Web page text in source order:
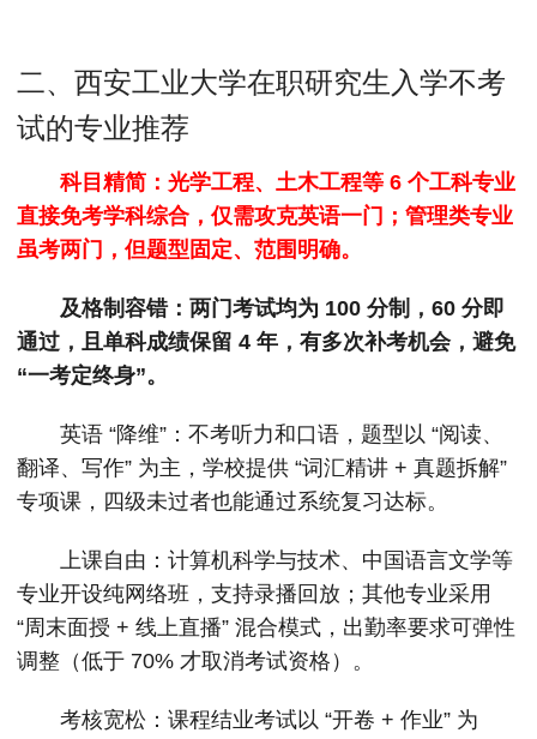
二、西安工业大学在职研究生入学不考
试的专业推荐
科目精简：光学工程、土木工程等 6 个工科专业
直接免考学科综合，仅需攻克英语一门；管理类专业
虽考两门，但题型固定、范围明确。
及格制容错：两门考试均为 100 分制，60 分即
通过，且单科成绩保留 4 年，有多次补考机会，避免
“一考定终身”。
英语 “降维”：不考听力和口语，题型以 “阅读、
翻译、写作” 为主，学校提供 “词汇精讲 + 真题拆解”
专项课，四级未过者也能通过系统复习达标。
上课自由：计算机科学与技术、中国语言文学等
专业开设纯网络班，支持录播回放；其他专业采用
“周末面授 + 线上直播” 混合模式，出勤率要求可弹性
调整（低于 70% 才取消考试资格）。
考核宽松：课程结业考试以 “开卷 + 作业” 为